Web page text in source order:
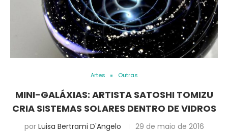
Artes Outras
MINI-GALÁXIAS: ARTISTA SATOSHI TOMIZU
CRIA SISTEMAS SOLARES DENTRO DE VIDROS
por Luisa Bertrami D'Angelo 29 de maio de 2016